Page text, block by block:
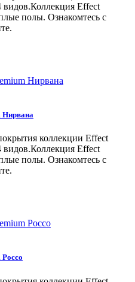
видов.Коллекция Effect
полы. Ознакомтесь с
Нирвана
коллекции Effect
видов.Коллекция Effect
полы. Ознакомтесь с